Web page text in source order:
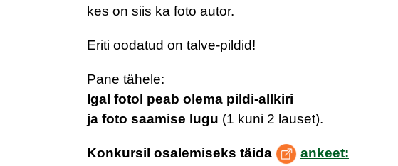
kes on siis ka foto autor.
Eriti oodatud on talve-pildid!
Pane tähele:
Igal fotol peab olema pildi-allkiri
ja foto saamise lugu (1 kuni 2 lauset).
Konkursil osalemiseks täida ankeet: